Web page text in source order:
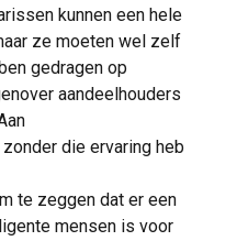
kunnen een hele
ze moeten wel zelf
gedragen op
aandeelhouders
die ervaring heb
te zeggen dat er een
mensen is voor